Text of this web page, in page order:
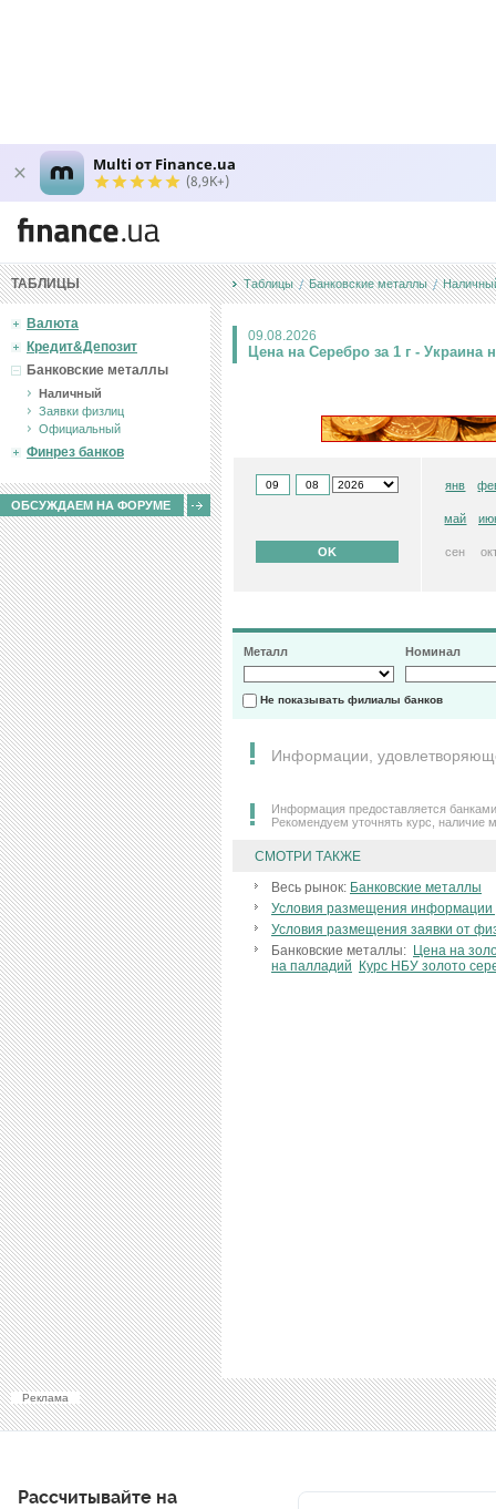
Multi от Finance.ua
(8,9K+)
ТАБЛИЦЫ
Валюта
Кредит&Депозит
Банковские металлы
Наличный
Заявки физлиц
Официальный
Финрез банков
ОБСУЖДАЕМ НА ФОРУМЕ
Таблицы Банковские металлы
09.08.2026
Цена на Серебро за 1 г - Украина
янв
май
сен
Металл Номинал
Не показывать филиалы банков
Информации,
Информация предоставляется
Рекомендуем уточнять курс, наличие
СМОТРИ ТАКЖЕ
Весь рынок: Банковские металлы
Условия размещения информации
Условия размещения заявки от
Банковские металлы: Цена на
на палладий
Курс НБУ золото
Реклама
Рассчитывайте на